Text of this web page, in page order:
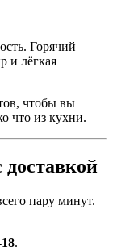
Горячий
и лёгкая
чтобы вы
что из кухни.
доставкой
пару минут.
.